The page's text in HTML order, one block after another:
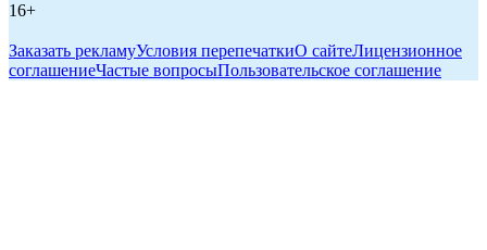
16+
Заказать рекламуУсловия перепечаткиО сайтеЛицензионное
соглашениеЧастые вопросыПользовательское соглашение